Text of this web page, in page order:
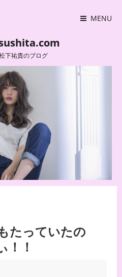
MENU
下祐貴のブログ
たっていたの
！！